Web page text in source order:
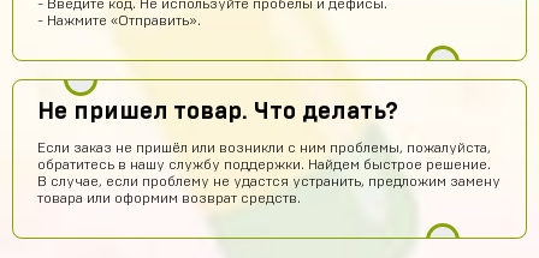
- Введите код. Не используйте пробелы и дефисы.
- Нажмите «Отправить».
Не пришел товар. Что делать?
Если заказ не пришёл или возникли с ним проблемы, пожалуйста,
обратитесь в нашу службу поддержки. Найдем быстрое решение.
В случае, если проблему не удастся устранить, предложим замену
товара или оформим возврат средств.
Подходит на ps4?
9 часов назад
Акк пришел)))
Иван Горобинский
Куда пришел? На почту?
Гоша Кемертелидзе 9 часов назад